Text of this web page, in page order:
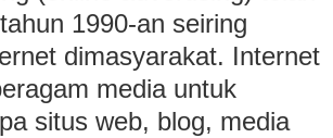
1990-an seiring
dimasyarakat. Internet
media untuk
situs web, blog, media